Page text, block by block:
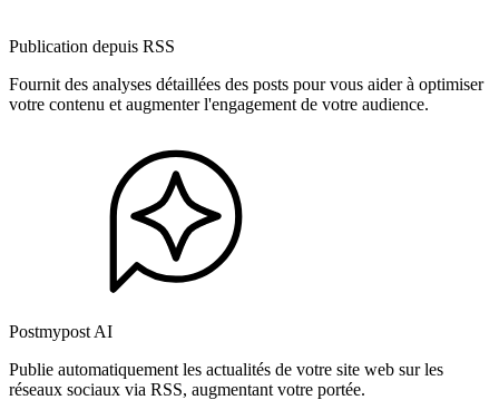
Publication depuis RSS
Fournit des analyses détaillées des posts pour vous aider à optimiser
votre contenu et augmenter l'engagement de votre audience.
Postmypost AI
Publie automatiquement les actualités de votre site web sur les
réseaux sociaux via RSS, augmentant votre portée.